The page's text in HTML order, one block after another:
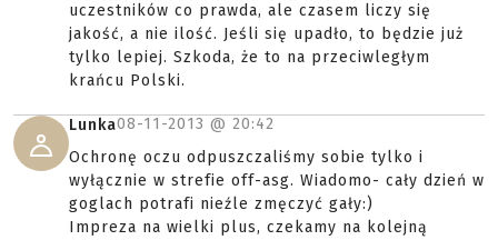
uczestników co prawda, ale czasem liczy się
jakość, a nie ilość. Jeśli się upadło, to będzie już
tylko lepiej. Szkoda, że to na przeciwległym
krańcu Polski.
Lunka08-11-2013 @ 20:42
Ochronę oczu odpuszczaliśmy sobie tylko i
wyłącznie w strefie off-asg. Wiadomo- cały dzień w
goglach potrafi nieźle zmęczyć gały:)
Impreza na wielki plus, czekamy na kolejną